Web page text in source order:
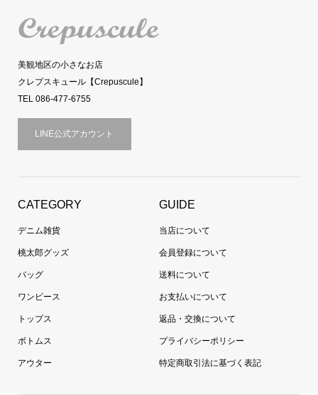
美観地区の小さなお店
クレプスキュール【Crepuscule】
TEL 086-477-6755
LINE公式アカウント
CATEGORY
デニム雑貨
桃太郎グッズ
バッグ
ワンピース
トップス
ボトムス
アウター
GUIDE
当店について
会員登録について
送料について
お支払いについて
返品・交換について
プライバシーポリシー
特定商取引法に基づく表記